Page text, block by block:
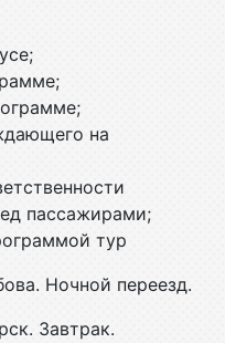
на
пассажирами;
тур
Ночной переезд.
Завтрак.